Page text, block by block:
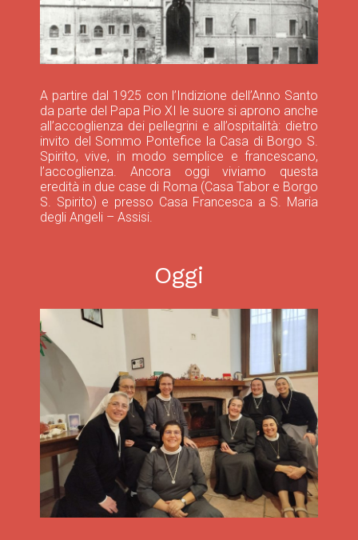
A partire dal 1925 con l’Indizione dell’Anno Santo
da parte del Papa Pio XI le suore si aprono anche
all’accoglienza dei pellegrini e all’ospitalità: dietro
invito del Sommo Pontefice la Casa di Borgo S.
Spirito, vive, in modo semplice e francescano,
l’accoglienza. Ancora oggi viviamo questa
eredità in due case di Roma (Casa Tabor e Borgo
S. Spirito) e presso Casa Francesca a S. Maria
degli Angeli – Assisi.
Oggi